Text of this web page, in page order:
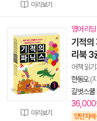
미리보기
미리보기
영어 리
기적의
리북 3
어책 읽
한동오(
길벗스쿨|
36,000
양탄자배